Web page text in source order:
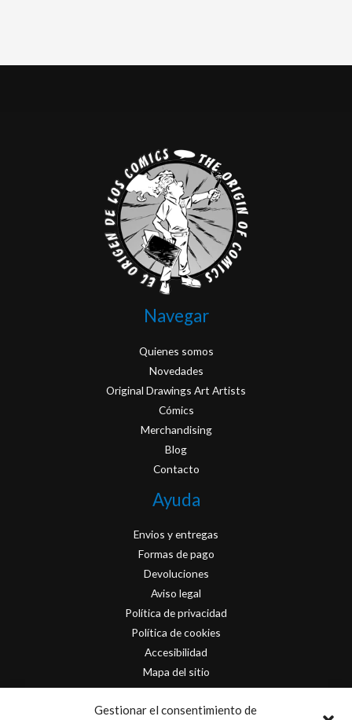
Gestionar el consentimiento de
Navegar
Quienes somos
Novedades
Original Drawings Art Artists
Cómics
Merchandising
Blog
Contacto
Ayuda
Envios y entregas
Formas de pago
Devoluciones
Aviso legal
Política de privacidad
Política de cookies
Accesibilidad
Mapa del sitio
Contacto